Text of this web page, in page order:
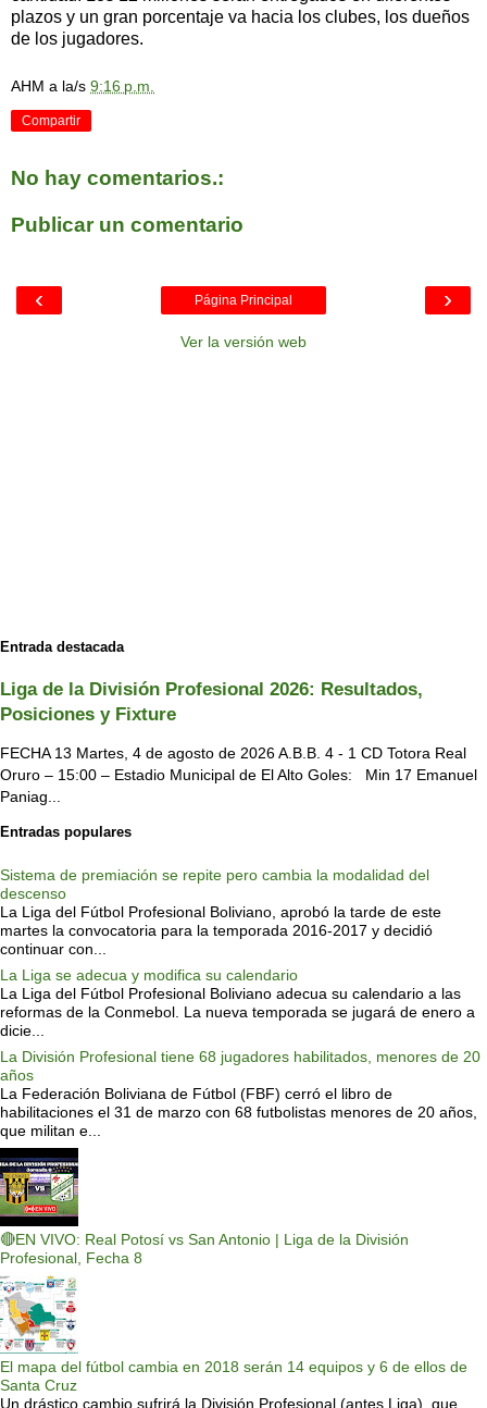
plazos y un gran porcentaje va hacia los clubes, los dueños
de los jugadores.
AHM a la/s 9:16 p.m.
Compartir
No hay comentarios.:
Publicar un comentario
‹ ›
Página Principal
Ver la versión web
Entrada destacada
Liga de la División Profesional 2026: Resultados,
Posiciones y Fixture
FECHA 13 Martes, 4 de agosto de 2026 A.B.B. 4 - 1 CD Totora Real
Oruro – 15:00 – Estadio Municipal de El Alto Goles: Min 17 Emanuel
Paniag...
Entradas populares
Sistema de premiación se repite pero cambia la modalidad del
descenso
La Liga del Fútbol Profesional Boliviano, aprobó la tarde de este
martes la convocatoria para la temporada 2016-2017 y decidió
continuar con...
La Liga se adecua y modifica su calendario
La Liga del Fútbol Profesional Boliviano adecua su calendario a las
reformas de la Conmebol. La nueva temporada se jugará de enero a
dicie...
La División Profesional tiene 68 jugadores habilitados, menores de 20
años
La Federación Boliviana de Fútbol (FBF) cerró el libro de
habilitaciones el 31 de marzo con 68 futbolistas menores de 20 años,
que militan e...
🔴EN VIVO: Real Potosí vs San Antonio | Liga de la División
Profesional, Fecha 8
El mapa del fútbol cambia en 2018 serán 14 equipos y 6 de ellos de
Santa Cruz
Un drástico cambio sufrirá la División Profesional (antes Liga), que